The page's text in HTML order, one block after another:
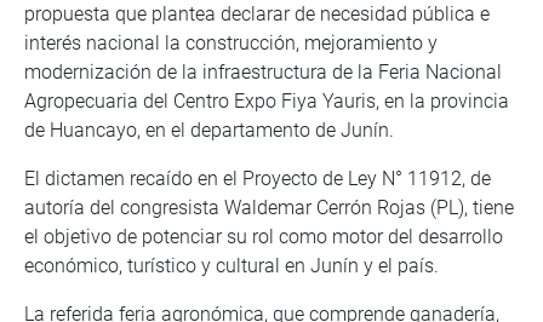
propuesta que plantea declarar de necesidad pública e
interés nacional la construcción, mejoramiento y
modernización de la infraestructura de la Feria Nacional
Agropecuaria del Centro Expo Fiya Yauris, en la provincia
de Huancayo, en el departamento de Junín.
El dictamen recaído en el Proyecto de Ley N° 11912, de
autoría del congresista Waldemar Cerrón Rojas (PL), tiene
el objetivo de potenciar su rol como motor del desarrollo
económico, turístico y cultural en Junín y el país.
La referida feria agronómica, que comprende ganadería,